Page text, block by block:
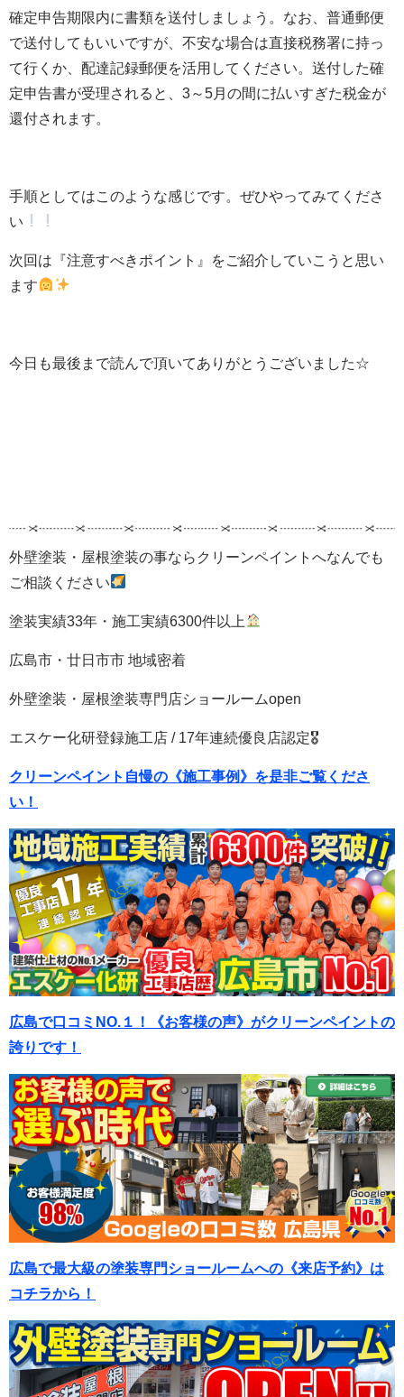
確定申告期限内に書類を送付しましょう。なお、普通郵便
で送付してもいいですが、不安な場合は直接税務署に持っ
て行くか、配達記録郵便を活用してください。送付した確
定申告書が受理されると、3～5月の間に払いすぎた税金が
還付されます。
手順としてはこのような感じです。ぜひやってみてくださ
い
次回は『注意すべきポイント』をご紹介していこうと思い
ます
今日も最後まで読んで頂いてありがとうございました☆
外壁塗装・屋根塗装の事ならクリーンペイントへなんでも
ご相談ください
塗装実績33年・施工実績6300件以上
広島市・廿日市市 地域密着
外壁塗装・屋根塗装専門店ショールームopen
エスケー化研登録施工店 / 17年連続優良店認定🎖
クリーンペイント自慢の《施工事例》を是非ご覧くださ
い！
広島で口コミNO.１！《お客様の声》がクリーンペイントの
誇りです！
広島で最大級の塗装専門ショールームへの《来店予約》は
コチラから！